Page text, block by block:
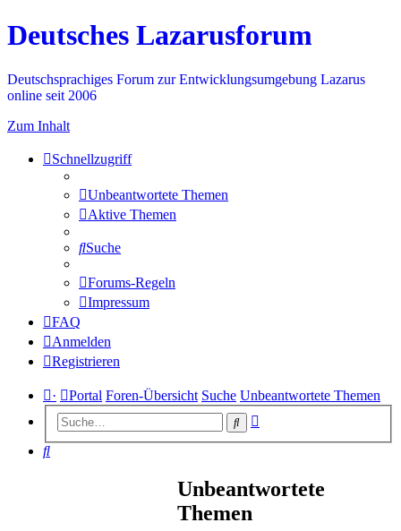
Deutsches Lazarusforum
Deutschsprachiges Forum zur Entwicklungsumgebung Lazarus
online seit 2006
Zum Inhalt
Schnellzugriff
Unbeantwortete Themen
Aktive Themen
Suche
Forums-Regeln
Impressum
FAQ
Anmelden
Registrieren
· Portal Foren-Übersicht Suche Unbeantwortete Themen
Suche
Suche
Unbeantwortete
Themen